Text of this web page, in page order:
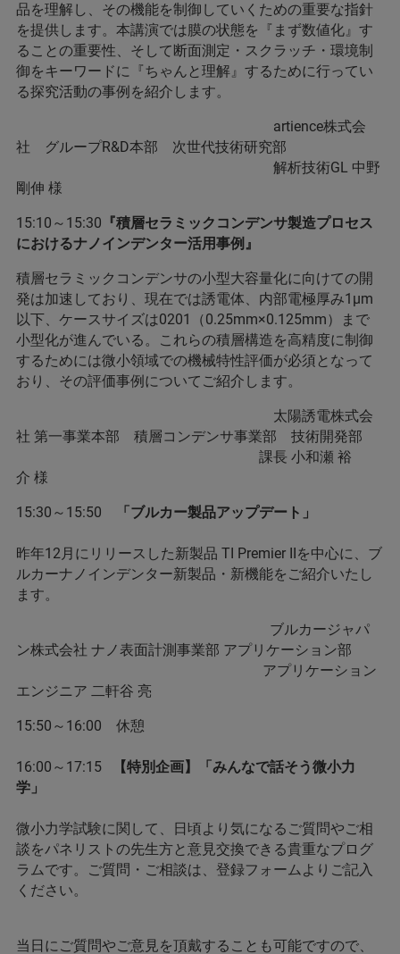
品を理解し、その機能を制御していくための重要な指針
を提供します。本講演では膜の状態を『まず数値化』す
ることの重要性、そして断面測定・スクラッチ・環境制
御をキーワードに『ちゃんと理解』するために行ってい
る探究活動の事例を紹介します。
artience株式会
社 グループR&D本部 次世代技術研究部
解析技術GL 中野
剛伸 様
15:10～15:30 『積層セラミックコンデンサ製造プロセス
におけるナノインデンター活用事例』
積層セラミックコンデンサの小型大容量化に向けての開
発は加速しており、現在では誘電体、内部電極厚み1μm
以下、ケースサイズは0201（0.25mm×0.125mm）まで
小型化が進んでいる。これらの積層構造を高精度に制御
するためには微小領域での機械特性評価が必須となって
おり、その評価事例についてご紹介します。
太陽誘電株式会
社 第一事業本部 積層コンデンサ事業部 技術開発部
課長 小和瀬 裕
介 様
15:30～15:50 「ブルカー製品アップデート」
昨年12月にリリースした新製品 TI Premier IIを中心に、ブ
ルカーナノインデンター新製品・新機能をご紹介いたし
ます。
ブルカージャパ
ン株式会社 ナノ表面計測事業部 アプリケーション部
アプリケーション
エンジニア 二軒谷 亮
15:50～16:00 休憩
16:00～17:15
【特別企画】「みんなで話そう微小力
学」
微小力学試験に関して、日頃より気になるご質問やご相
談をパネリストの先生方と意見交換できる貴重なプログ
ラムです。ご質問・ご相談は、登録フォームよりご記入
ください。
当日にご質問やご意見を頂戴することも可能ですので、